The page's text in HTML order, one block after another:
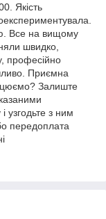
Якість
Все на вищому
швидко,
професійно
Приємна
Залиште
з ним
передоплата